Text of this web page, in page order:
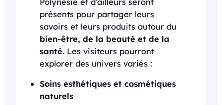
présents pour partager leurs
savoirs et leurs produits autour du
bien-être, de la beauté et de la
santé. Les visiteurs pourront
explorer des univers variés :
Soins esthétiques et cosmétiques
naturels